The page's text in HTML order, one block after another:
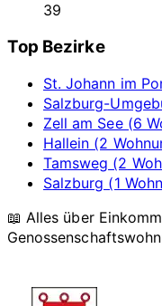
39
Top Bezirke
St. Johann im
Salzburg-
Zell am See (6
Hallein (2
Tamsweg (2
Salzburg (1
📖 Alles über